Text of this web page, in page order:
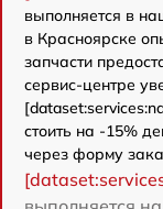
выполняется в
в Красноярске
запчасти
сервис-центре
стоить на -15%
через форму